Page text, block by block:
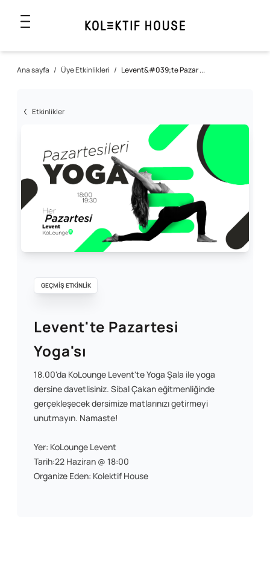
Ana sayfa / Üye Etkinlikleri / Levent&#039;te Pazar ...
Etkinlikler
GEÇMİŞ ETKİNLİK
Levent'te Pazartesi
Yoga'sı
18.00'da KoLounge Levent'te Yoga Şala ile yoga
dersine davetlisiniz. Sibal Çakan eğitmenliğinde
gerçekleşecek dersimize matlarınızı getirmeyi
unutmayın. Namaste!
Yer: KoLounge Levent
Tarih:22 Haziran @ 18:00
Organize Eden: Kolektif House